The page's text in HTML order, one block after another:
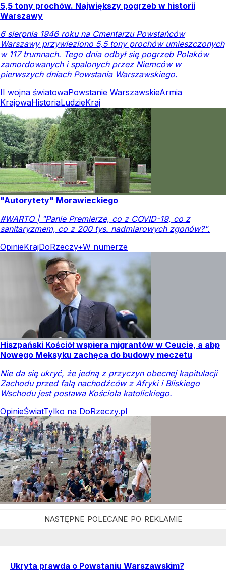
5,5 tony prochów. Największy pogrzeb w historii
Warszawy
6 sierpnia 1946 roku na Cmentarzu Powstańców
Warszawy przywieziono 5,5 tony prochów umieszczonych
w 117 trumnach. Tego dnia odbył się pogrzeb Polaków
zamordowanych i spalonych przez Niemców w
pierwszych dniach Powstania Warszawskiego.
II wojna światowaPowstanie WarszawskieArmia
KrajowaHistoriaLudzieKraj
"Autorytety" Morawieckiego
#WARTO | "Panie Premierze, co z COVID-19, co z
sanitaryzmem, co z 200 tys. nadmiarowych zgonów?".
OpinieKrajDoRzeczy+W numerze
Hiszpański Kościół wspiera migrantów w Ceucie, a abp
Nowego Meksyku zachęca do budowy meczetu
Nie da się ukryć, że jedną z przyczyn obecnej kapitulacji
Zachodu przed falą nachodźców z Afryki i Bliskiego
Wschodu jest postawa Kościoła katolickiego.
OpinieŚwiatTylko na DoRzeczy.pl
Ukryta prawda o Powstaniu Warszawskim?